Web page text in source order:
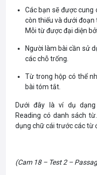
Các bạn sẽ được
còn thiếu và dưới
Mỗi từ được đại diện
Người làm bài cần sử
các chỗ trống.
Từ trong hộp có thể
bài tóm tắt.
Dưới đây là ví dụ dạng
Reading có danh sách
dụng chữ cái trước các từ
(Cam 18 – Test 2 –